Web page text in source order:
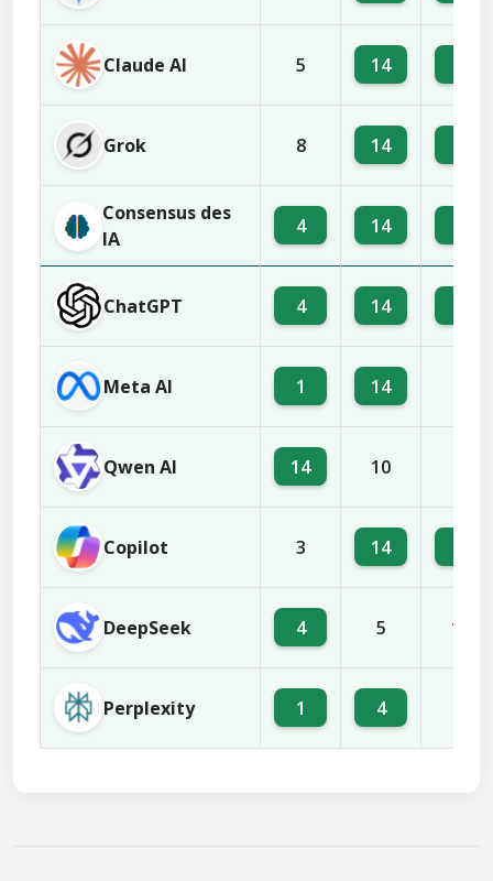
Claude AI 5 14
Grok 8 14
Consensus des
IA
4 14
ChatGPT 4 14
Meta AI 1 14
Qwen AI 14 10
Copilot 3 14
DeepSeek 4 5 10
Perplexity 1 4